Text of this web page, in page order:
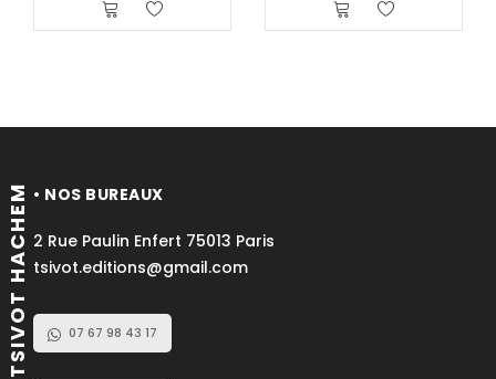
TSIVOT HACHEM • NOS BUREAUX
2 Rue Paulin Enfert 75013 Paris
tsivot.editions@gmail.com
07 67 98 43 17